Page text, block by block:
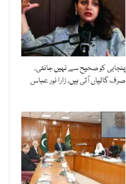
پنجابی کو صحیح سے نہیں جانتی،
صرف گالیاں آتی ہیں، زارا نور عباس